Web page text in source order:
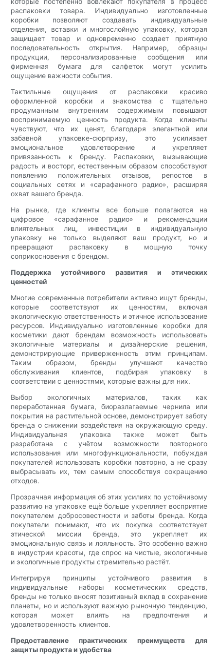
распаковки товара. Индивидуально изготовленные
коробки позволяют создавать индивидуальные
отделения, вставки и многослойную упаковку, которая
защищает товар и одновременно создает приятную
последовательность открытия. Например, образцы
продукции, персонализированные сообщения или
фирменная бумага для салфеток могут усилить
ощущение важности события.
Тактильные ощущения от распаковки красиво
оформленной коробки и знакомства с тщательно
продуманным внутренним содержимым повышают
воспринимаемую ценность продукта. Когда клиенты
чувствуют, что их ценят, благодаря элегантной или
забавной упаковке-сюрпризу, это усиливает
эмоциональное удовлетворение и укрепляет
привязанность к бренду. Распаковки, вызывающие
радость и восторг, естественным образом способствуют
появлению положительных отзывов, репостов в
социальных сетях и «сарафанного радио», расширяя
охват вашего бренда.
На рынке, где клиенты все больше полагаются на
цифровое «сарафанное радио» и рекомендации
влиятельных лиц, инвестиции в индивидуальную
упаковку не только выделяют ваш продукт, но и
превращают распаковку в мощную точку
соприкосновения с брендом.
Поддержка устойчивого развития и этических
ценностей
Многие современные потребители активно ищут бренды,
которые соответствуют их ценностям, включая
экологическую ответственность и этичное использование
ресурсов. Индивидуально изготовленные коробки для
косметики дают брендам возможность использовать
экологичные материалы и дизайнерские решения,
демонстрирующие приверженность этим принципам.
Таким образом, бренды улучшают качество
обслуживания клиентов, подбирая упаковку в
соответствии с ценностями, которые важны для них.
Выбор экологичных материалов, таких как
переработанная бумага, биоразлагаемые чернила или
покрытия на растительной основе, демонстрирует заботу
бренда о снижении воздействия на окружающую среду.
Индивидуальная упаковка также может быть
разработана с учётом возможности повторного
использования или многофункциональности, побуждая
покупателей использовать коробки повторно, а не сразу
выбрасывать их, тем самым способствуя сокращению
отходов.
Прозрачная информация об этих усилиях по устойчивому
развитию на упаковке ещё больше укрепляет восприятие
покупателем добросовестности и заботы бренда. Когда
покупатели понимают, что их покупка соответствует
этической миссии бренда, это укрепляет их
эмоциональную связь и лояльность. Это особенно важно
в индустрии красоты, где спрос на чистые, экологичные
и экологичные продукты стремительно растёт.
Интегрируя принципы устойчивого развития в
индивидуальные наборы косметических средств,
бренды не только вносят позитивный вклад в сохранение
планеты, но и используют важную рыночную тенденцию,
которая может влиять на предпочтения и
удовлетворенность клиентов.
Предоставление практических преимуществ для
защиты продукта и удобства